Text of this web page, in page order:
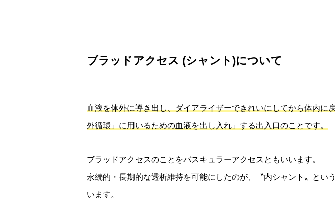
ブラッドアクセス (シャント)について
血液を体外に導き出し、ダイアライザーできれいにしてから体内
外循環」に用いるための血液を出し入れ」する出入口のことです。
ブラッドアクセスのことをバスキュラーアクセスともいいます。
永続的・長期的な透析維持を可能にしたのが、〝内シャント〟と
います。